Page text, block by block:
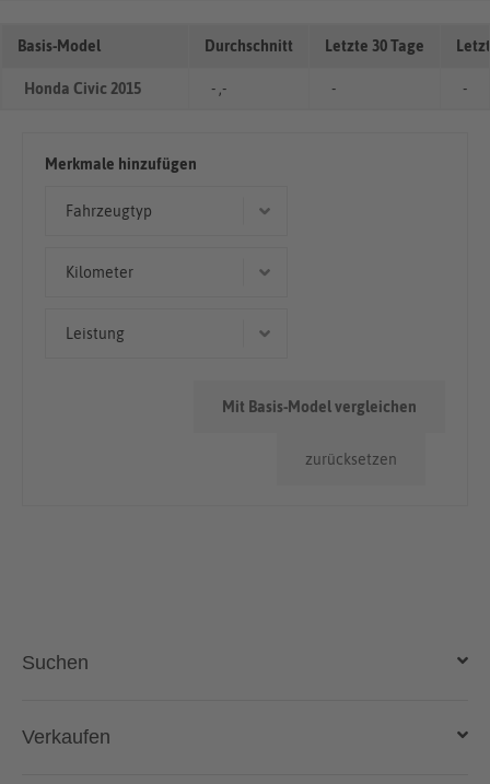
Basis-Model Durchschnitt Letzte 30 Tage
Honda Civic 2015 - ,- - -
Merkmale hinzufügen
Fahrzeugtyp
Kilometer
Leistung
zurücksetzen
Mit Basis-Model vergleichen
Suchen
Auto kaufen
Verkaufen